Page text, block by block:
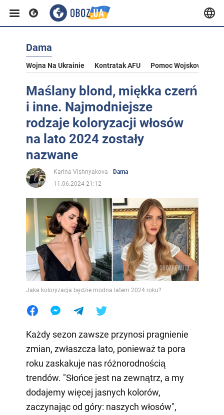
Dama
Wojna Na Ukrainie Kontratak AFU Pomoc Wojskowa Dla
Maślany blond, miękka czerń
i inne. Najmodniejsze
rodzaje koloryzacji włosów
na lato 2024 zostały
nazwane
Karina Vishnyakova
Dama
11.06.2024 21:12
Jaka koloryzacja będzie modna latem 2024 roku?
Każdy sezon zawsze przynosi pragnienie
zmian, zwłaszcza lato, ponieważ ta pora
roku zaskakuje nas różnorodnością
trendów. "Słońce jest na zewnątrz, a my
dodajemy więcej jasnych kolorów,
zaczynając od góry: naszych włosów",